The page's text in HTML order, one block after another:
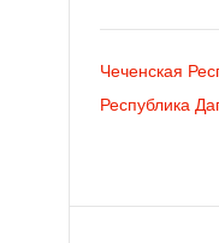
Чеченская
Республика